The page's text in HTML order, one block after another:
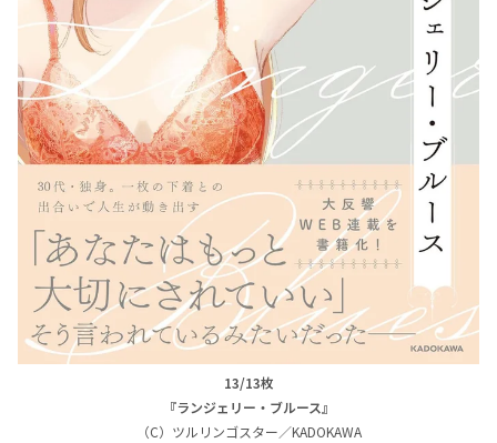
13/13枚
『ランジェリー・ブルース』
（C）ツルリンゴスター／KADOKAWA